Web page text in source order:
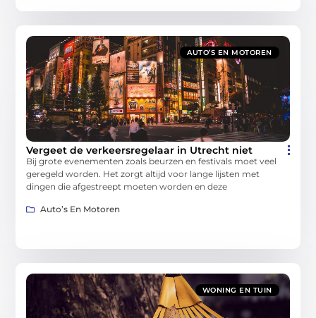
AUTO’S EN MOTOREN
Vergeet de verkeersregelaar in Utrecht niet
Bij grote evenementen zoals beurzen en festivals moet veel
geregeld worden. Het zorgt altijd voor lange lijsten met
dingen die afgestreept moeten worden en deze
Auto’s En Motoren
WONING EN TUIN